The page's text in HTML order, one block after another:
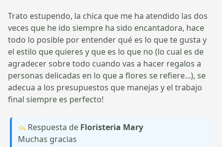
Trato estupendo, la chica que me ha atendido las dos
veces que he ido siempre ha sido encantadora, hace
todo lo posible por entender qué es lo que te gusta y
el estilo que quieres y que es lo que no (lo cual es de
agradecer sobre todo cuando vas a hacer regalos a
personas delicadas en lo que a flores se refiere...), se
adecua a los presupuestos que manejas y el trabajo
final siempre es perfecto!
Respuesta de Floristeria Mary
Muchas gracias